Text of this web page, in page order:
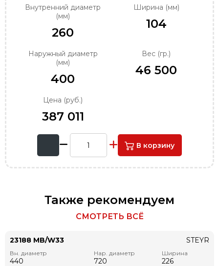
Внутренний диаметр
(мм)
260
Ширина (мм)
104
Наружный диаметр
(мм)
400
Вес (гр.)
46 500
Цена (руб.)
387 011
В корзину
Также рекомендуем
СМОТРЕТЬ ВСЁ
23188 MB/W33
Вн. диаметр
440
Нар. диаметр
720
Ширина
226
STEYR